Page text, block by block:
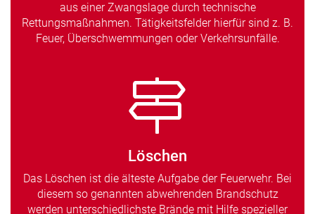
aus einer Zwangslage durch technische
Rettungsmaßnahmen. Tätigkeitsfelder hierfür sind z. B.
Feuer, Überschwemmungen oder Verkehrsunfälle.
Löschen
Das Löschen ist die älteste Aufgabe der Feuerwehr. Bei
diesem so genannten abwehrenden Brandschutz
werden unterschiedlichste Brände mit Hilfe spezieller